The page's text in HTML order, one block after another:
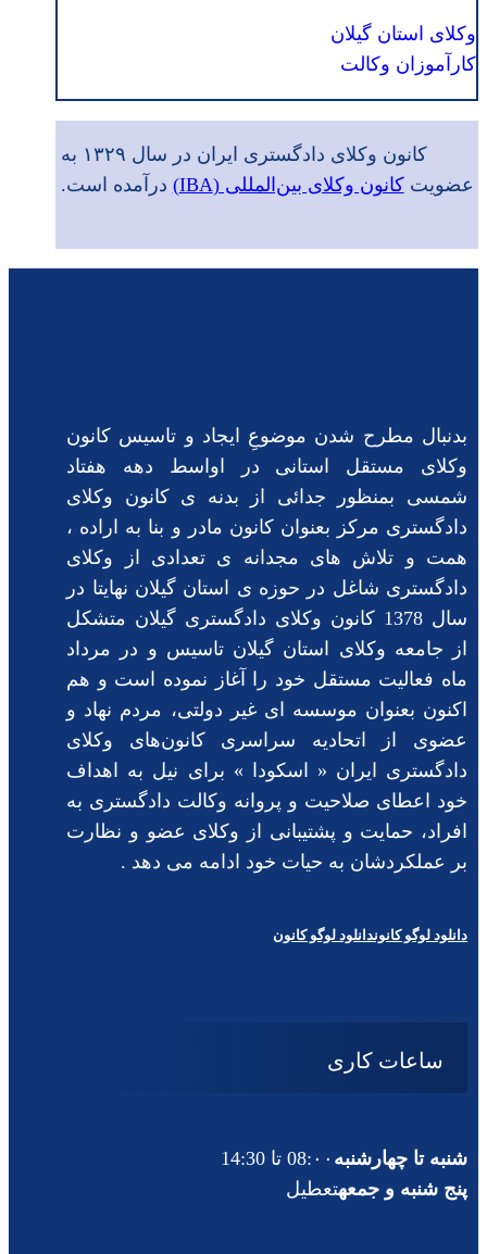
وکلای استان گیلان
کارآموزان وکالت
کانون وکلای دادگستری ایران در سال ۱۳۲۹ به
عضویتکانون وکلای بین‌المللی (IBA) درآمده است.
بدنبال مطرح شدن موضوعِ ایجاد و تاسیس کانون
وکلای مستقل استانی در اواسط دهه هفتاد
شمسی بمنظور جدائی از بدنه ی کانون وکلای
دادگستری مرکز بعنوان کانون مادر و بنا به اراده ،
همت و تلاش های مجدانه ی تعدادی از وکلای
دادگستری شاغل در حوزه ی استان گیلان نهایتا در
سال 1378 کانون وکلای دادگستری گیلان متشکل
از جامعه وکلای استان گیلان تاسیس و در مرداد
ماه فعالیت مستقل خود را آغاز نموده است و هم
اکنون بعنوان موسسه ای غیر دولتی، مردم نهاد و
عضوی از اتحادیه سراسری کانون‌های وکلای
دادگستری ایران « اسکودا » برای نیل به اهداف
خود اعطای صلاحیت و پروانه وکالت دادگستری به
افراد، حمایت و پشتیبانی از وکلای عضو و نظارت
بر عملکردشان به حیات خود ادامه می دهد .
دانلود لوگو کانوندانلود لوگو کانون
ساعات کاری
شنبه تا چهارشنبه 08:۰۰ تا 14:30
پنج شنبه و جمعهتعطیل